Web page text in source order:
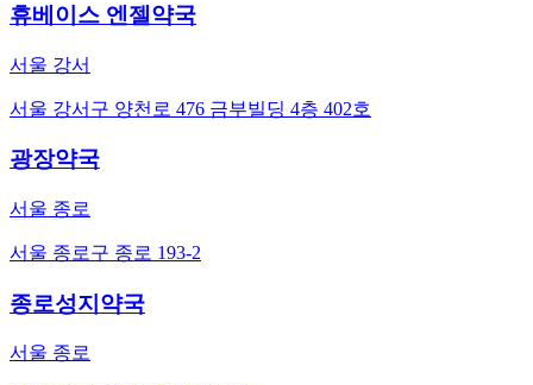
휴베이스 엔젤약국
서울 강서
서울 강서구 양천로 476 금부빌딩 4층 402호
광장약국
서울 종로
서울 종로구 종로 193-2
종로성지약국
서울 종로